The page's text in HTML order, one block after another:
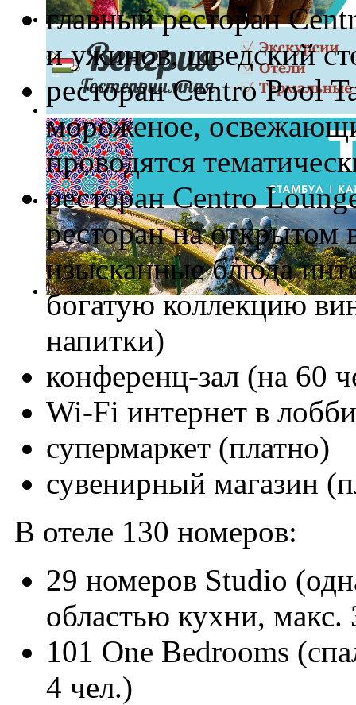
главный ресторан
и ужинов, шведский
ресторан Centro Pool
мороженое,
проводятся
ресторан Centro
ресторан на открытом
изысканные блюда
богатую коллекцию
напитки)
конференц-зал (на 60
Wi-Fi интернет в
супермаркет (платно)
сувенирный магазин
В отеле 130 номеров:
29 номеров Studio
областью кухни, макс.
101 One Bedrooms
4 чел.)